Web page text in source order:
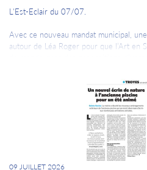
L'Est-Eclair du 07/07.
Avec ce nouveau mandat municipal,
autour de Léa Roger pour que l’Art en
09 JUILLET 2026